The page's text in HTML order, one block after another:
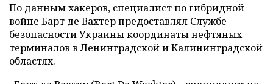
По данным хакеров, специалист по гибридной
войне Барт де Вахтер предоставлял Службе
безопасности Украины координаты нефтяных
терминалов в Ленинградской и Калининградской
областях.